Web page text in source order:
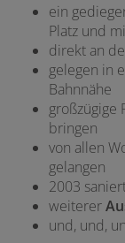
ein
Platz und
direkt an
gelegen in
Bahnnähe
großzügige
bringen
von allen
gelangen
2003
weiterer
und, und,